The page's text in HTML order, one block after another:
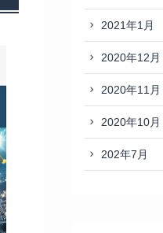
2021年1月
2020年12月
2020年11月
2020年10月
202年7月